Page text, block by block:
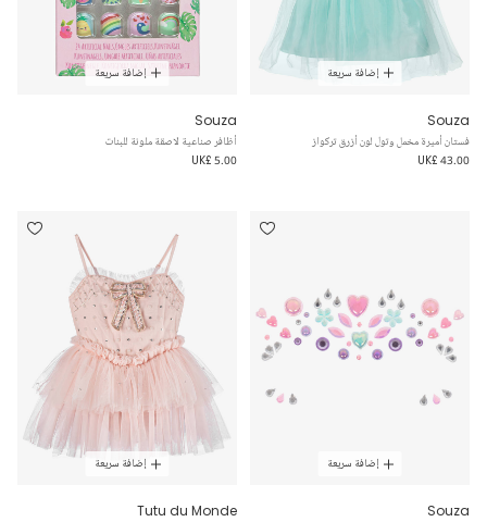
إضافة سريعة
Souza
فستان أميرة مخمل وتول لون أزرق تركواز
UK£ 43.00
إضافة سريعة
Souza
أظافر صناعية لاصقة ملونة للبنات
UK£ 5.00
إضافة سريعة
Souza
إضافة سريعة
Tutu du Monde